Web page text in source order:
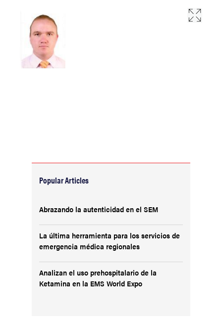
Popular Articles
Abrazando la autenticidad en el SEM
La última herramienta para los servicios de
emergencia médica regionales
Analizan el uso prehospitalario de la
Ketamina en la EMS World Expo